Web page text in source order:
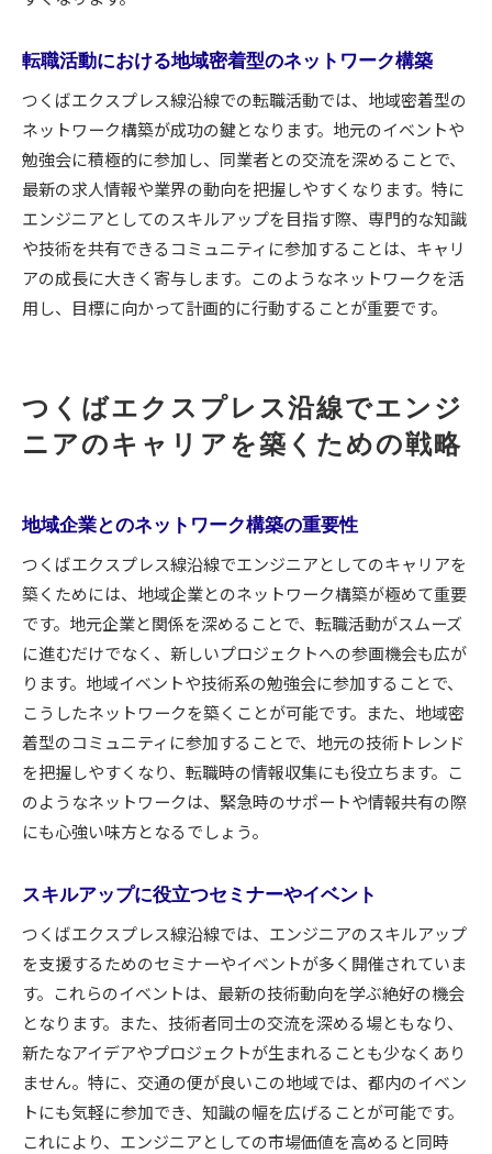
エンジニアとしての市場価値を高めた実例
つくばエクスプレス線沿線での業種別成功事例
転職活動における地域密着型のネットワーク構築
つくばエクスプレス線沿線での転職活動では、地域密着型の
ネットワーク構築が成功の鍵となります。地元のイベントや
勉強会に積極的に参加し、同業者との交流を深めることで、
最新の求人情報や業界の動向を把握しやすくなります。特に
エンジニアとしてのスキルアップを目指す際、専門的な知識
や技術を共有できるコミュニティに参加することは、キャリ
アの成長に大きく寄与します。このようなネットワークを活
用し、目標に向かって計画的に行動することが重要です。
つくばエクスプレス沿線でエンジ
ニアのキャリアを築くための戦略
地域企業とのネットワーク構築の重要性
つくばエクスプレス線沿線でエンジニアとしてのキャリアを
築くためには、地域企業とのネットワーク構築が極めて重要
です。地元企業と関係を深めることで、転職活動がスムーズ
に進むだけでなく、新しいプロジェクトへの参画機会も広が
ります。地域イベントや技術系の勉強会に参加することで、
こうしたネットワークを築くことが可能です。また、地域密
着型のコミュニティに参加することで、地元の技術トレンド
を把握しやすくなり、転職時の情報収集にも役立ちます。こ
のようなネットワークは、緊急時のサポートや情報共有の際
にも心強い味方となるでしょう。
スキルアップに役立つセミナーやイベント
つくばエクスプレス線沿線では、エンジニアのスキルアップ
を支援するためのセミナーやイベントが多く開催されていま
す。これらのイベントは、最新の技術動向を学ぶ絶好の機会
となります。また、技術者同士の交流を深める場ともなり、
新たなアイデアやプロジェクトが生まれることも少なくあり
ません。特に、交通の便が良いこの地域では、都内のイベン
トにも気軽に参加でき、知識の幅を広げることが可能です。
これにより、エンジニアとしての市場価値を高めると同時